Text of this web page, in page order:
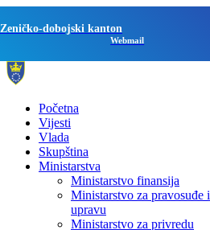
Zeničko-dobojski kanton
Webmail
Početna
Vijesti
Vlada
Skupština
Ministarstva
Ministarstvo finansija
Ministarstvo za pravosuđe i
upravu
Ministarstvo za privredu